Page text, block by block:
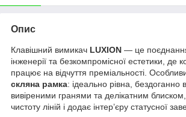
Опис
Клавішний вимикач LUXION — це
інженерії та безкомпромісної естетики, де
працює на відчуття преміальності.
скляна рамка: ідеально рівна, бездоганно
вивіреними гранями та делікатним
чистоту ліній і додає інтер’єру статусної